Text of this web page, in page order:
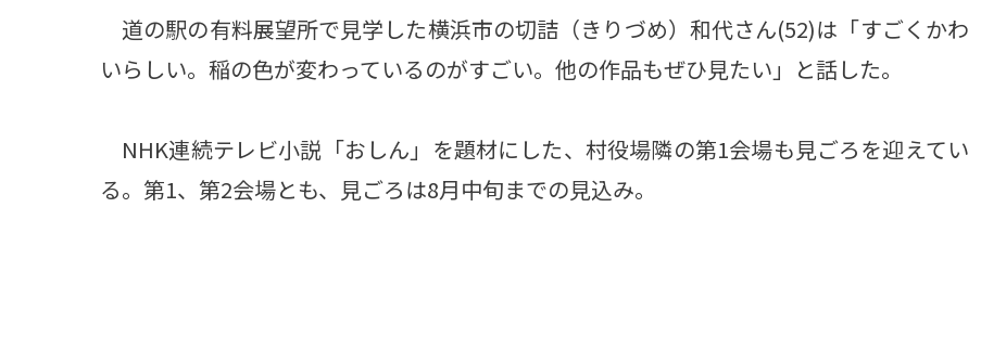
道の駅の有料展望所で見学した横浜市の切詰（きりづめ）和代さん(52)は「すごくかわ
いらしい。稲の色が変わっているのがすごい。他の作品もぜひ見たい」と話した。
NHK連続テレビ小説「おしん」を題材にした、村役場隣の第1会場も見ごろを迎えてい
る。第1、第2会場とも、見ごろは8月中旬までの見込み。